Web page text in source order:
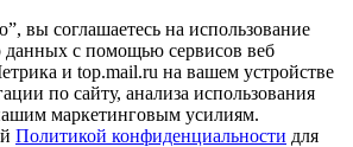
вы соглашаетесь на использование
данных с помощью сервисов веб
и top.mail.ru на вашем устройстве
по сайту, анализа использования
маркетинговым усилиям.
Политикой конфиденциальности для